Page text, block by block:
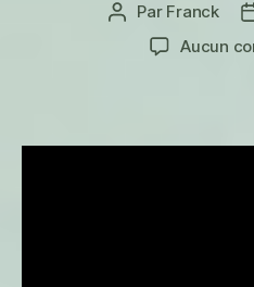
Auteur
l’article
Par Franck
Aucun